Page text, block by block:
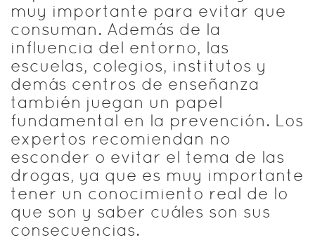
muy importante para evitar que
consuman. Además de la
influencia del entorno, las
escuelas, colegios, institutos y
demás centros de enseñanza
también juegan un papel
fundamental en la prevención. Los
expertos recomiendan no
esconder o evitar el tema de las
drogas, ya que es muy importante
tener un conocimiento real de lo
que son y saber cuáles son sus
consecuencias.